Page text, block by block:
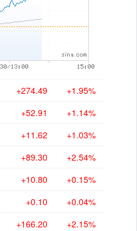
+274.49 +1.95%
+52.91 +1.14%
+11.62 +1.03%
+89.30 +2.54%
+10.80 +0.15%
+0.10 +0.04%
+166.20 +2.15%